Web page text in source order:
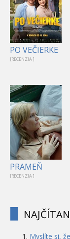
PO VEČIERKE
[RECENZIA ]
PRAMEŇ
[RECENZIA ]
Myslíte si,